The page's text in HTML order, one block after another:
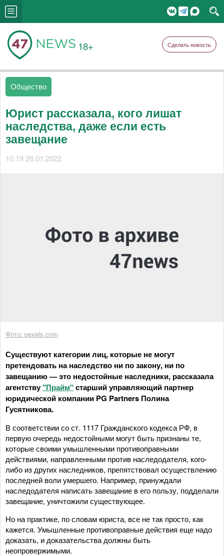
18+ Сделать новость
Общество
Юрист рассказала, кого лишат
наследства, даже если есть
завещание
10:19 26.01.2022
Фото: pexels.com
Существуют категории лиц, которые не могут
претендовать на наследство ни по закону, ни по
завещанию — это недостойные наследники, рассказала
агентству"Прайм"старший управляющий партнер
юридической компании PG Partners Полина
Гусятникова.
В соответствии со ст. 1117 Гражданского кодекса РФ, в
первую очередь недостойными могут быть признаны те,
которые своими умышленными противоправными
действиями, направленными против наследодателя, кого-
либо из других наследников, препятствовал осуществлению
последней воли умершего. Например, принуждали
наследодателя написать завещание в его пользу, подделали
завещание, уничтожили существующее.
Но на практике, по словам юриста, все не так просто, как
кажется. Умышленные противоправные действия еще надо
доказать, и доказательства должны быть
неопровержимыми.